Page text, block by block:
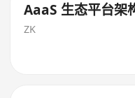
AaaS 生态平台
ZK